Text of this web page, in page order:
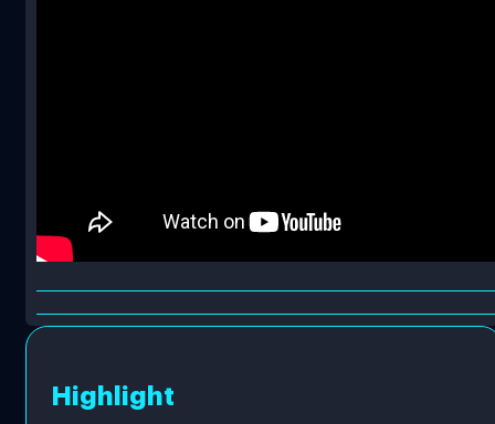
Highlight